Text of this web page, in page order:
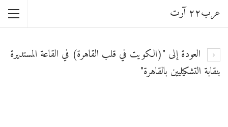
عرب٢٢ آرت
العودة إلى "(الكويت في قلب القاهرة) في القاعة المستديرة
بنقابة التشكيليين بالقاهرة"